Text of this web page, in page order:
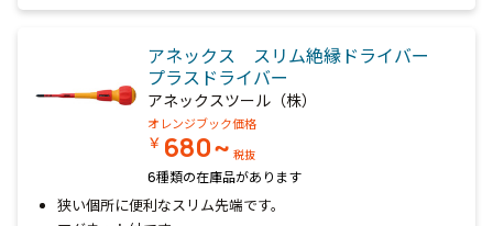
アネックス スリム絶縁ドライバー
プラスドライバー
アネックスツール（株）
オレンジブック価格
￥ 680~ 税抜
6種類の在庫品があります
狭い個所に便利なスリム先端です。